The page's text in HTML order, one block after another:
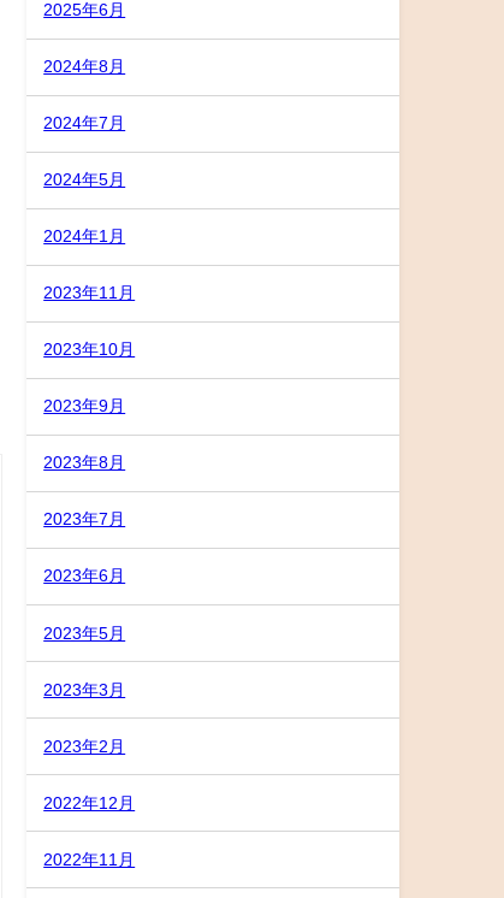
2025年6月
2024年8月
2024年7月
2024年5月
2024年1月
2023年11月
2023年10月
2023年9月
2023年8月
2023年7月
2023年6月
2023年5月
2023年3月
2023年2月
2022年12月
2022年11月